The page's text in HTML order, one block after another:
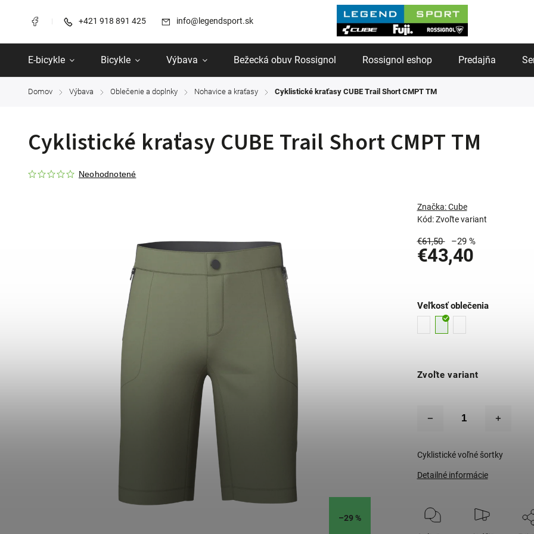
+421 918 891 425 info@legendsport.sk
E-bicykle Bicykle Výbava Bežecká obuv Rossignol Rossignol eshop Predajňa
Domov / Výbava / Oblečenie a doplnky / Nohavice a kraťasy / Cyklistické kraťasy CUBE Trail Short CMPT TM
Cyklistické kraťasy CUBE Trail Short CMPT TM
Neohodnotené
–29 %
Kód: Zvoľte variant
Značka:Cube
€61,50 –29 %
€43,40
Zvoľte variant
Veľkosť oblečenia
Cyklistické voľné šortky
Detailné informácie